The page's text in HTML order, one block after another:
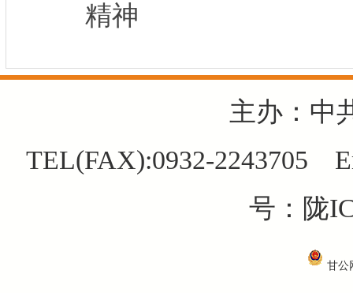
精神
主办：中
TEL(FAX):0932-2243705
号：陇
甘公